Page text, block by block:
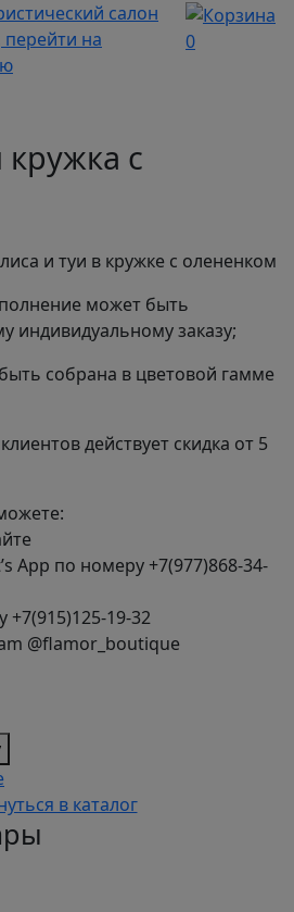
0
с
и туи в кружке с олененком
может быть
индивидуальному заказу;
собрана в цветовой гамме
действует скидка от 5
App по номеру +7(977)868-34-
19-32
@flamor_boutique
в каталог